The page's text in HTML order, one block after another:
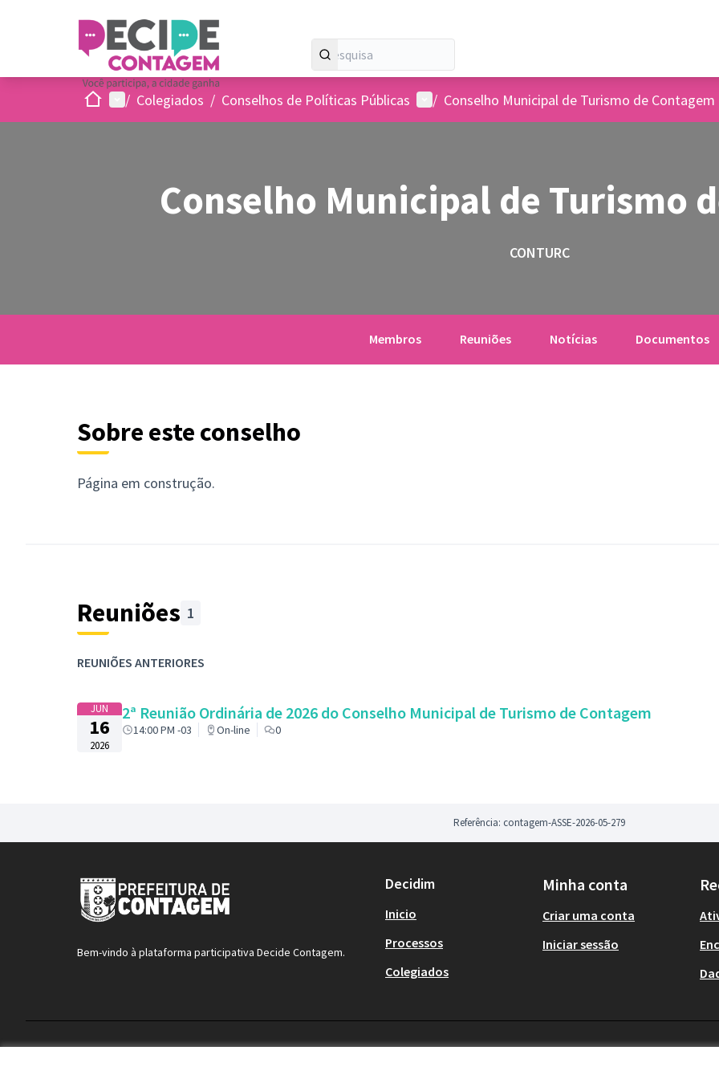
InicioMenu principal
/ Colegiados / Conselhos de Políticas Públicas Menu de usuários
/ Conselho Municipal de Turismo de Contagem
Conselho Municipal de Turismo
CONTURC
Membros Reuniões Notícias Documentos
Sobre este conselho
Página em construção.
Reuniões 1
REUNIÕES ANTERIORES
JUN
16
2026
2ª Reunião Ordinária de 2026 do Conselho Municipal de Turismo de Contagem
14:00 PM -03 On-line 0
Referência: contagem-ASSE-2026-05-279
Bem-vindo à plataforma participativa Decide Contagem.
Decidim
Inicio
Processos
Colegiados
Minha conta
Criar uma conta
Iniciar sessão